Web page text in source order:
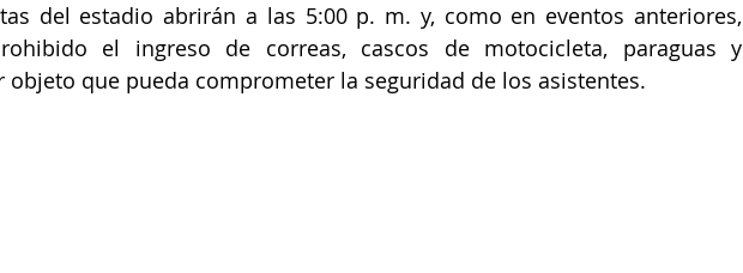
del estadio abrirán a las 5:00 p. m. y, como en eventos anteriores,
el ingreso de correas, cascos de motocicleta, paraguas y
objeto que pueda comprometer la seguridad de los asistentes.